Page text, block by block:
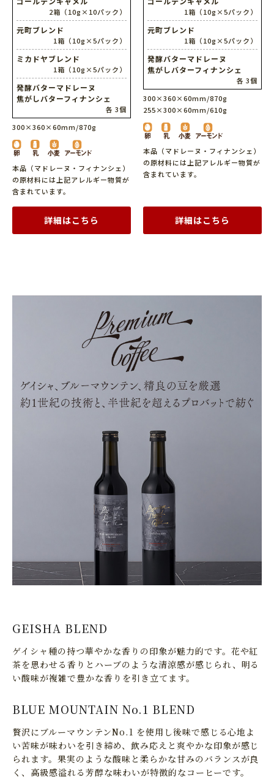
2箱（10g×10パック）
元町ブレンド
1箱（10g×5パック）
ミカドヤブレンド
1箱（10g×5パック）
発酵バターマドレーヌ
焦がしバターフィナンシェ
各 3個
300×360×60mm/870g
本品（マドレーヌ・フィナンシェ）
の原材料には上記アレルギー物質が
含まれています。
詳細はこちら
1箱（10g×5パック）
元町ブレンド
1箱（10g×5パック）
発酵バターマドレーヌ
焦がしバターフィナンシェ
各 3個
300×360×60mm/870g
255×300×60mm/610g
本品（マドレーヌ・フィナンシェ）
の原材料には上記アレルギー物質が
含まれています。
詳細はこちら
GEISHA BLEND
ゲイシャ種の持つ華やかな香りの印象が魅力的です。花や紅
茶を思わせる香りとハーブのような清涼感が感じられ、明る
い酸味が複雑で豊かな香りを引き立てます。
BLUE MOUNTAIN No.1 BLEND
贅沢にブルーマウンテンNo.1 を使用し後味で感じる心地よ
い苦味が味わいを引き締め、飲み応えと爽やかな印象が感じ
られます。果実のような酸味と柔らかな甘みのバランスが良
く、高級感溢れる芳醇な味わいが特徴的なコーヒーです。